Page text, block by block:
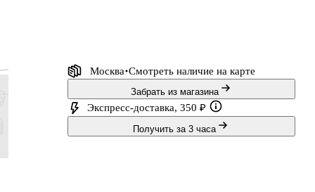
Москва Смотреть наличие на карте
Забрать из магазина
Экспресс-доставка, 350 ₽
Получить за 3 часа